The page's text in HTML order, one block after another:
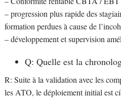
– progression plus rapide des
formation perdues à cause de
– développement et supervision
Q: Quelle est la
R: Suite à la validation avec les
les ATO, le déploiement initial est